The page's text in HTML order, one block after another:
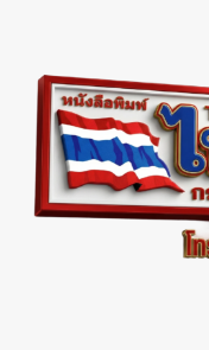
content